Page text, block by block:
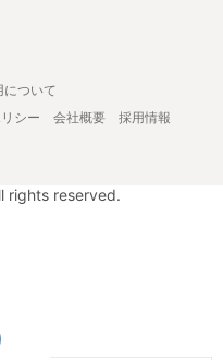
ついて
シー 会社概要
採用情報
rights reserved.